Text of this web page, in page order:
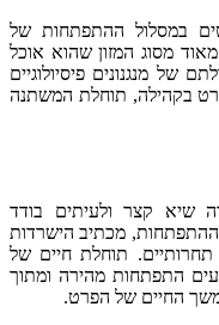
במסלול ההתפתחות של
מסוג המזון שהוא אוכל
של מנגנונים פיסיולוגיים
בקהילה, תוחלת המשתנה
שיא קצר ולעיתים בודד
מכתיב הישרדות
תחרותיים. תוחלת חיים של
התפתחות מהירה ומתוך
החיים של הפרט.